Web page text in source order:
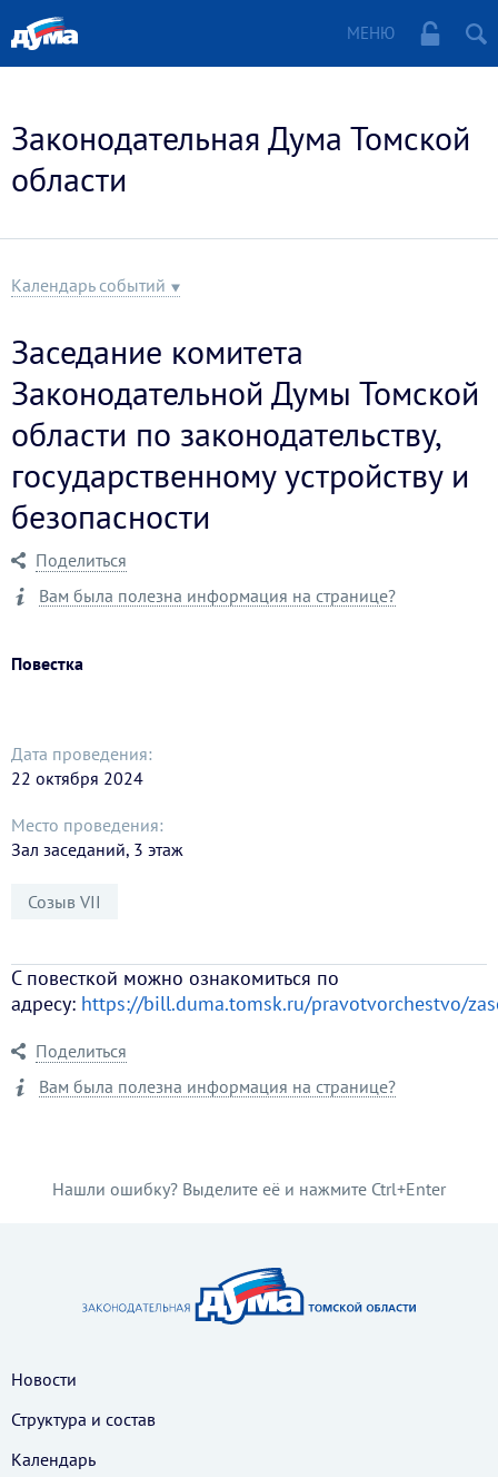
МЕНЮ
Законодательная Дума Томской
области
Календарь событий
Заседание комитета
Законодательной Думы Томской
области по законодательству,
государственному устройству и
безопасности
Поделиться
Вам была полезна информация на странице?
Повестка
Дата проведения:
22 октября 2024
Место проведения:
Зал заседаний, 3 этаж
Созыв VII
С повесткой можно ознакомиться по
адресу: https://bill.duma.tomsk.ru/pravotvorchestvo/
Поделиться
Вам была полезна информация на странице?
Нашли ошибку? Выделите её и нажмите Ctrl+Enter
Новости
Структура и состав
Календарь